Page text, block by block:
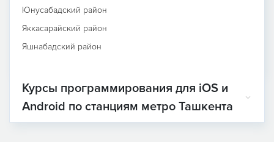
Юнусабадский район
Яккасарайский район
Яшнабадский район
Курсы программирования для iOS и
Android по станциям метро Ташкента